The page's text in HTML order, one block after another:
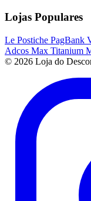
Lojas Populares
Le Postiche PagBank
Adcos Max Titanium
© 2026 Loja do